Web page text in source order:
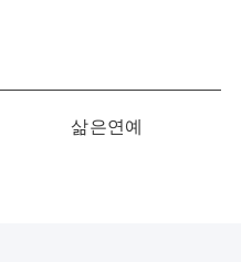
삶은연예